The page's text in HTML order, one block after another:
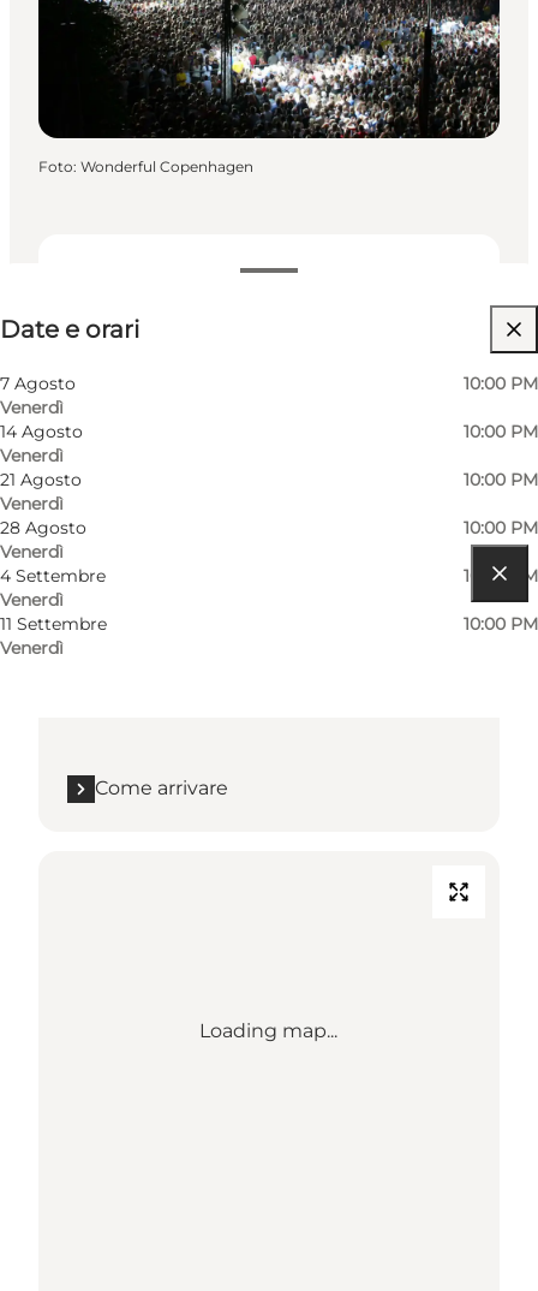
Date e orari
7 Agosto
Venerdì
10:00 PM
14 Agosto
Venerdì
10:00 PM
21 Agosto
Venerdì
10:00 PM
28 Agosto
Venerdì
10:00 PM
4 Settembre
Venerdì
10:00 PM
11 Settembre
Venerdì
10:00 PM
Visita il sito web
Foto: Wonderful Copenhagen
Come arrivare
Loading map...